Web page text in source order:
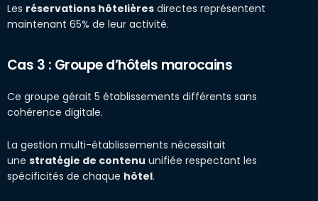
Les réservations hôtelières directes représentent
maintenant 65% de leur activité.
Cas 3 : Groupe d’hôtels marocains
Ce groupe gérait 5 établissements différents sans
cohérence digitale.
La gestion multi-établissements nécessitait
une stratégie de contenu unifiée respectant les
spécificités de chaque hôtel.